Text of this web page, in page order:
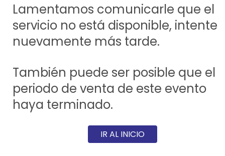
Lamentamos comunicarle que el
servicio no está disponible, intente
nuevamente más tarde.
También puede ser posible que el
periodo de venta de este evento
haya terminado.
IR AL INICIO